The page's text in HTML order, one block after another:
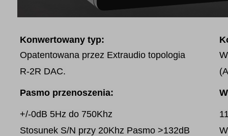
Konwertowany typ:
Opatentowana przez Extraudio topologia
R-2R DAC.
Pasmo przenoszenia:
+/-0dB 5Hz do 750Khz
Stosunek S/N przy 20Khz Pasmo >132dB